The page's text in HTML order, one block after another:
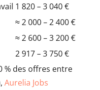
1 820 – 3 040 €
≈ 2 000 – 2 400 €
≈ 2 600 – 3 200 €
2 917 – 3 750 €
% des offres entre
Aurelia Jobs